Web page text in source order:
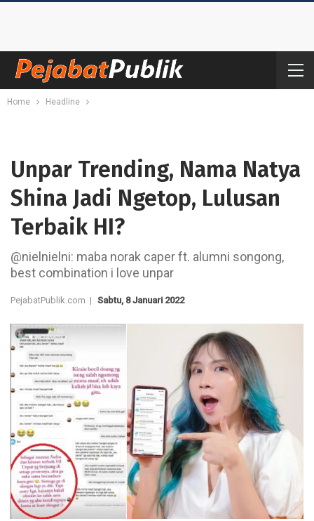
Home Headline
Unpar Trending, Nama Natya
Shina Jadi Ngetop, Lulusan
Terbaik HI?
@nielnielni: maba norak caper ft. alumni songong,
best combination i love unpar
PejabatPublik.com | Sabtu, 8 Januari 2022